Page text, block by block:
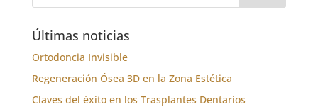
Últimas noticias
Ortodoncia Invisible
Regeneración Ósea 3D en la Zona Estética
Claves del éxito en los Trasplantes Dentarios